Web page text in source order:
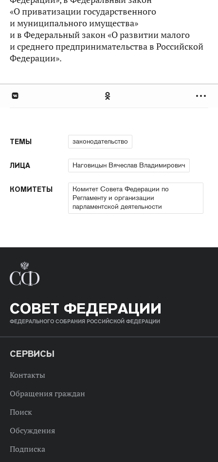
«О приватизации государственного
и муниципального имущества»
и в Федеральный закон «О развитии малого
и среднего предпринимательства в Российской
Федерации».
ТЕМЫ законодательство
ЛИЦА Наговицын Вячеслав Владимирович
КОМИТЕТЫ
Комитет Совета Федерации по
Регламенту и организации
парламентской деятельности
СОВЕТ ФЕДЕРАЦИИ
ФЕДЕРАЛЬНОГО СОБРАНИЯ РОССИЙСКОЙ ФЕДЕРАЦИИ
СЕРВИСЫ
Контакты
Обращения граждан
Поиск
Обсуждения
Подписка